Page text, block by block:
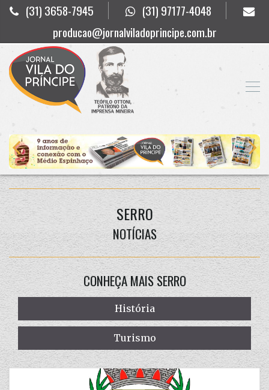
(31) 3658-7945
(31) 97177-4048
producao@jornalviladoprincipe.com.br
SERRO
NOTÍCIAS
CONHEÇA MAIS SERRO
História
Turismo